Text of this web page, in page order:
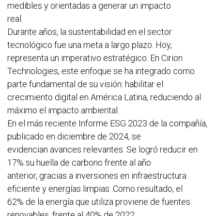
medibles y orientadas a generar un impacto
real.
Durante años, la sustentabilidad en el sector
tecnológico fue una meta a largo plazo. Hoy,
representa un imperativo estratégico. En Cirion
Technologies, este enfoque se ha integrado como
parte fundamental de su visión: habilitar el
crecimiento digital en América Latina, reduciendo al
máximo el impacto ambiental.
En el más reciente Informe ESG 2023 de la compañía,
publicado en diciembre de 2024, se
evidencian avances relevantes. Se logró reducir en
17% su huella de carbono frente al año
anterior, gracias a inversiones en infraestructura
eficiente y energías limpias. Como resultado, el
62% de la energía que utiliza proviene de fuentes